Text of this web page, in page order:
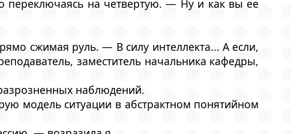
на четвертую. — Ну и как вы ее
сжимая руль. — В силу интеллекта... А если,
заместитель начальника кафедры,
наблюдений.
модель ситуации в абстрактном понятийном